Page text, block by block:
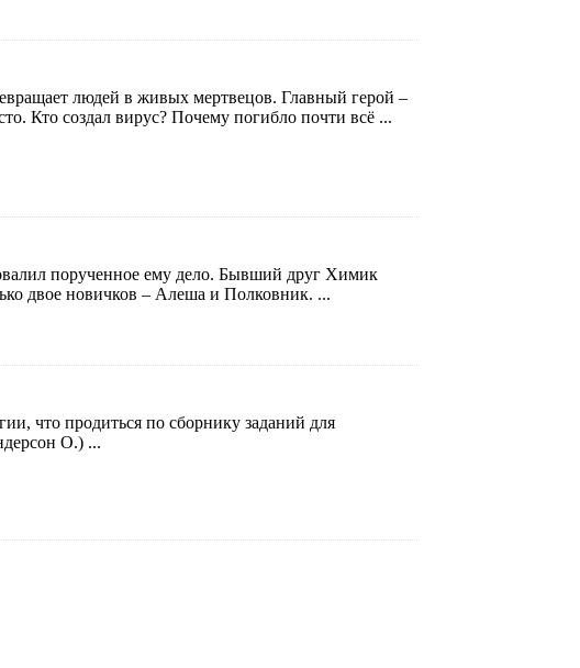
людей в живых мертвецов. Главный герой –
Кто создал вирус? Почему погибло почти всё ...
порученное ему дело. Бывший друг Химик
двое новичков – Алеша и Полковник. ...
что продиться по сборнику заданий для
О.) ...